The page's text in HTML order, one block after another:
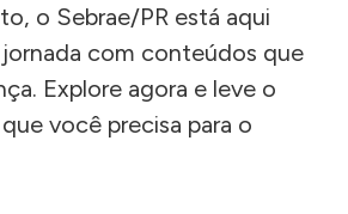
o Sebrae/PR está aqui
jornada com conteúdos que
Explore agora e leve o
você precisa para o